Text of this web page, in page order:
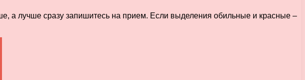
а лучше сразу запишитесь на прием. Если выделения обильные и красные –